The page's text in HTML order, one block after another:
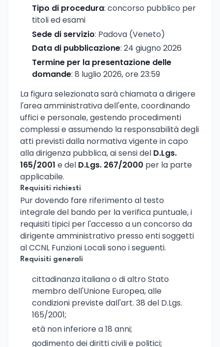
Tipo di procedura: concorso pubblico per
titoli ed esami
Sede di servizio: Padova (Veneto)
Data di pubblicazione: 24 giugno 2026
Termine per la presentazione delle
domande: 8 luglio 2026, ore 23:59
La figura selezionata sarà chiamata a dirigere
l'area amministrativa dell'ente, coordinando
uffici e personale, gestendo procedimenti
complessi e assumendo la responsabilità degli
atti previsti dalla normativa vigente in capo
alla dirigenza pubblica, ai sensi del D.Lgs.
165/2001 e del D.Lgs. 267/2000 per la parte
applicabile.
Requisiti richiesti
Pur dovendo fare riferimento al testo
integrale del bando per la verifica puntuale, i
requisiti tipici per l'accesso a un concorso da
dirigente amministrativo presso enti soggetti
al CCNL Funzioni Locali sono i seguenti.
Requisiti generali
cittadinanza italiana o di altro Stato
membro dell'Unione Europea, alle
condizioni previste dall'art. 38 del D.Lgs.
165/2001;
età non inferiore a 18 anni;
godimento dei diritti civili e politici;